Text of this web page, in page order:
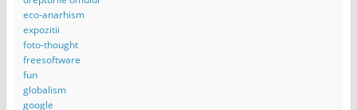
eco-anarhism
expozitii
foto-thought
freesoftware
fun
globalism
google